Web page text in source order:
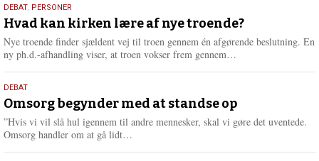
e
r
e
25.
juli
2026
DEBAT, PERSONER
Hvad kan kirken lære af nye troende?
Nye troende finder sjældent vej til troen gennem én afgørende beslutning. En
ny ph.d.-afhandling viser, at troen vokser frem gennem…
e
r
e
9.
juli
2026
DEBAT
Omsorg begynder med at standse op
”Hvis vi vil slå hul igennem til andre mennesker, skal vi gøre det uventede.
Omsorg handler om at gå lidt…